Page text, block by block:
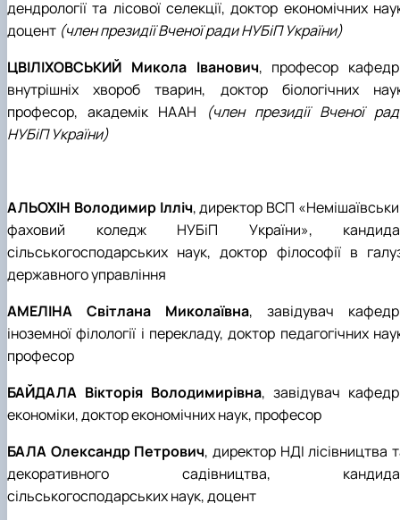
дендрології та лісової селекції, доктор економічних
доцент (член президії Вченої ради НУБіП України)
ЦВІЛІХОВСЬКИЙ Микола Іванович, професор
внутрішніх хвороб тварин, доктор біологічних
професор, академік НААН
(член президії Вченої
НУБіП України)
АЛЬОХІН Володимир Ілліч, директор ВСП
фаховий коледж НУБіП України»,
сільськогосподарських наук, доктор філософії в
державного управління
АМЕЛІНА Світлана Миколаївна, завідувач
іноземної філології і перекладу, доктор педагогічних
професор
БАЙДАЛА Вікторія Володимирівна, завідувач
економіки, доктор економічних наук, професор
БАЛА Олександр Петрович, директор НДІ лісівництва
декоративного садівництва,
сільськогосподарських наук, доцент